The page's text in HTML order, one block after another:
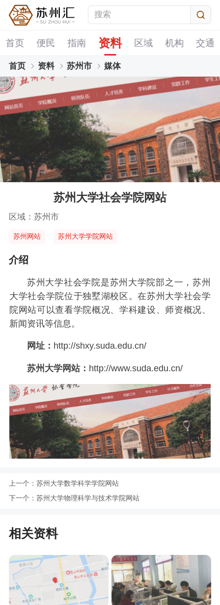
首页 便民 指南 资料 区域 机构 交通
首页 资料 苏州市 媒体
苏州大学社会学院网站
区域：苏州市
苏州网站 苏州大学学院网站
介绍
苏州大学社会学院是苏州大学院部之一，苏州
大学社会学院位于独墅湖校区。在苏州大学社会学
院网站可以查看学院概况、学科建设、师资概况、
新闻资讯等信息。
网址： http://shxy.suda.edu.cn/
苏州大学网站： http://www.suda.edu.cn/
上一个： 苏州大学数学科学学院网站
下一个： 苏州大学物理科学与技术学院网站
相关资料